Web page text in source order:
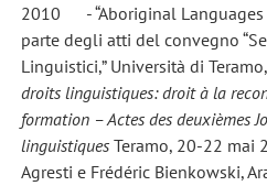
2010 - “Aboriginal Languages
parte degli atti del convegno
Linguistici,” Università di
droits linguistiques: droit à la
formation – Actes des deuxièmes
linguistiquesTeramo, 20-22 mai
Agresti e Frédéric Bienkowski,